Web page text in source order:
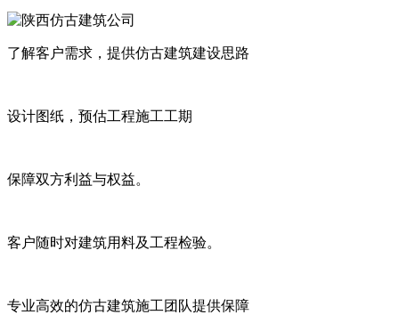
了解客户需求，提供仿古建筑建设思路
设计图纸，预估工程施工工期
保障双方利益与权益。
客户随时对建筑用料及工程检验。
专业高效的仿古建筑施工团队提供保障